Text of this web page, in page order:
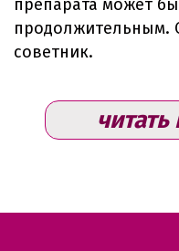
препарата может
продолжительным.
советник.